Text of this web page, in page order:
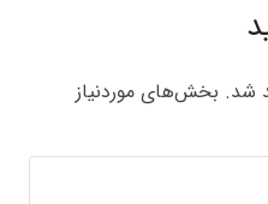
شد. بخش‌های موردنیاز